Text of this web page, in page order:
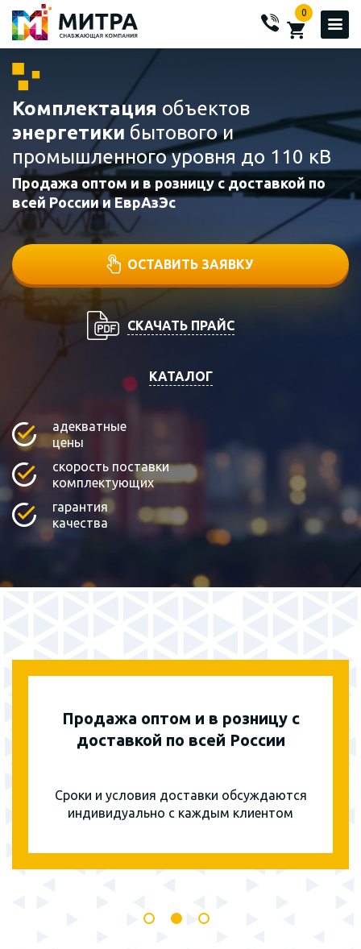
0
Комплектация объектов
энергетики бытового и
промышленного уровня до 110 кВ
Продажа оптом и в розницу с доставкой по
всей России и ЕврАзЭс
ОСТАВИТЬ ЗАЯВКУ
СКАЧАТЬ ПРАЙС
КАТАЛОГ
адекватные
цены
скорость поставки
комплектующих
гарантия
качества
Продажа оптом и в розницу с
доставкой по всей России
Сроки и условия доставки обсуждаются
индивидуально с каждым клиентом